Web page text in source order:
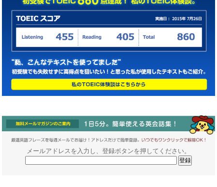
メールアドレスを入力し、登録ボタンを押してください。